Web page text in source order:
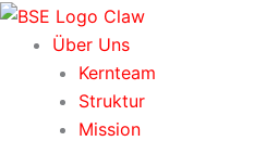
Zum
Inhalt
springen
Über Uns
Kernteam
Struktur
Mission